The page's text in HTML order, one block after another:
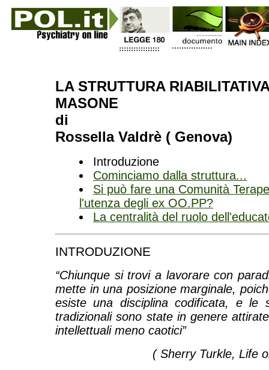
LA STRUTTURA
MASONE
di
Rossella Valdrè ( Genova)
Introduzione
Cominciamo dalla struttura...
Si può fare una Comunità
l'utenza degli ex OO.PP?
La centralità del ruolo
INTRODUZIONE
“Chiunque si trovi a lavorare con
mette in una posizione marginale,
esiste una disciplina codificata, e le
tradizionali sono state in genere
intellettuali meno caotici”
( Sherry Turkle, Life